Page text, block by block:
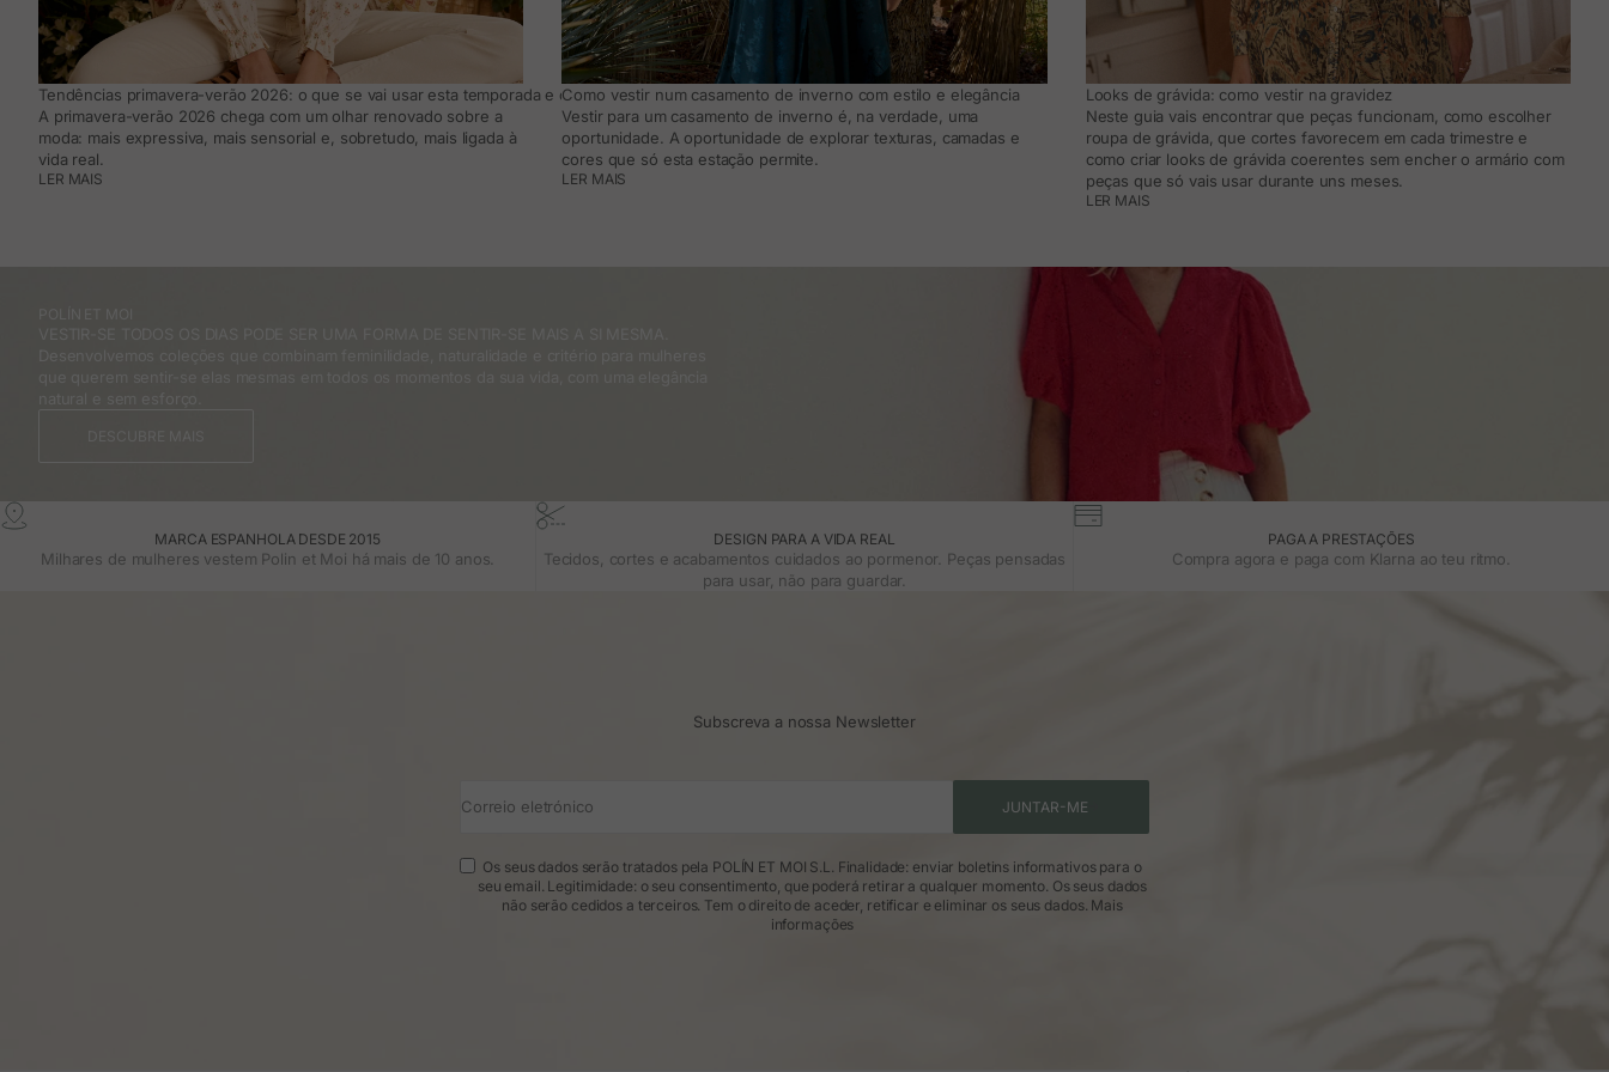
Tendências primavera-verão 2026: o que se vai usar esta temporada e como adaptá-lo ao teu dia a dia
A primavera-verão 2026 chega com um olhar renovado sobre a
moda: mais expressiva, mais sensorial e, sobretudo, mais ligada à
vida real.
LER MAIS
Como vestir num casamento de inverno com estilo e elegância
Vestir para um casamento de inverno é, na verdade, uma
oportunidade. A oportunidade de explorar texturas, camadas e
cores que só esta estação permite.
LER MAIS
Looks de grávida: como vestir na gravidez
Neste guia vais encontrar que peças funcionam, como escolher
roupa de grávida, que cortes favorecem em cada trimestre e
como criar looks de grávida coerentes sem encher o armário com
peças que só vais usar durante uns meses.
LER MAIS
MARCA ESPANHOLA DESDE 2015
Milhares de mulheres vestem Polin et Moi há mais de 10 anos.
DESIGN PARA A VIDA REAL
Tecidos, cortes e acabamentos cuidados ao pormenor. Peças pensadas
para usar, não para guardar.
PAGA A PRESTAÇÕES
Compra agora e paga com Klarna ao teu ritmo.
Subscreva a nossa Newsletter
Correio eletrónico JUNTAR-ME
Os seus dados serão tratados pela POLÍN ET MOI S.L. Finalidade: enviar boletins informativos para o
seu email. Legitimidade: o seu consentimento, que poderá retirar a qualquer momento. Os seus dados
não serão cedidos a terceiros. Tem o direito de aceder, retificar e eliminar os seus dados. Mais
informações